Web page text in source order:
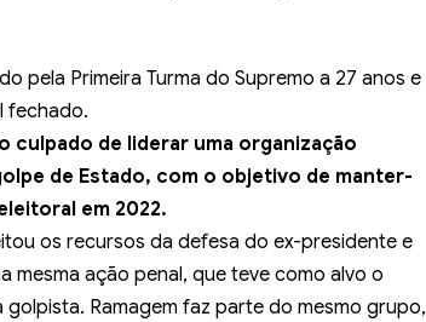
pela Primeira Turma do Supremo a 27 anos e
fechado.
culpado de liderar uma organização
de Estado, com o objetivo de manter-
em 2022.
os recursos da defesa do ex-presidente e
mesma ação penal, que teve como alvo o
golpista. Ramagem faz parte do mesmo grupo,